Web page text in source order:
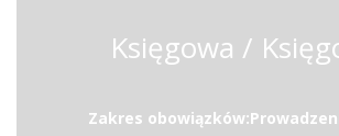
Księgowa /
Zakres